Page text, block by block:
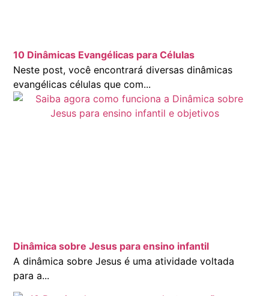
10 Dinâmicas Evangélicas para Células
Neste post, você encontrará diversas dinâmicas
evangélicas células que com...
Dinâmica sobre Jesus para ensino infantil
A dinâmica sobre Jesus é uma atividade voltada
para a...